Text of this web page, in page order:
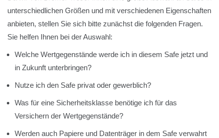
unterschiedlichen Größen und mit verschiedenen Eigenschaften
anbieten, stellen Sie sich bitte zunächst die folgenden Fragen.
Sie helfen Ihnen bei der Auswahl:
Welche Wertgegenstände werde ich in diesem Safe jetzt und
in Zukunft unterbringen?
Nutze ich den Safe privat oder gewerblich?
Was für eine Sicherheitsklasse benötige ich für das
Versichern der Wertgegenstände?
Werden auch Papiere und Datenträger in dem Safe verwahrt